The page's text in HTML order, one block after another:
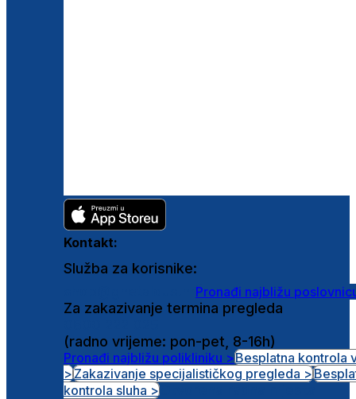
Kontakt:
Služba za korisnike:
Pronađi najbližu
Za zakazivanje termina pregleda
(radno vrijeme: pon-pet, 8-16h)
Pronađi najbližu polikliniku >Besplatna kontrola
>Zakazivanje specijalističkog pregleda >
kontrola sluha >